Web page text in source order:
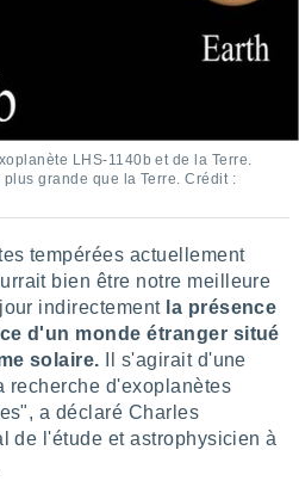
LHS-1140b et de la Terre.
grande que la Terre. Crédit :
tempérées actuellement
bien être notre meilleure
indirectementla présence
d'un monde étranger situé
solaire.
Il s'agirait d'une
recherche d'exoplanètes
a déclaré Charles
de l'étude et astrophysicien à